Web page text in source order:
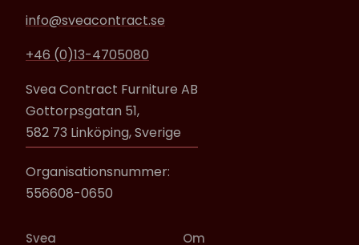
info@sveacontract.se
+46 (0)13-4705080
Svea Contract Furniture AB
Gottorpsgatan 51,
582 73 Linköping, Sverige
Organisationsnummer:
556608-0650
Svea Om